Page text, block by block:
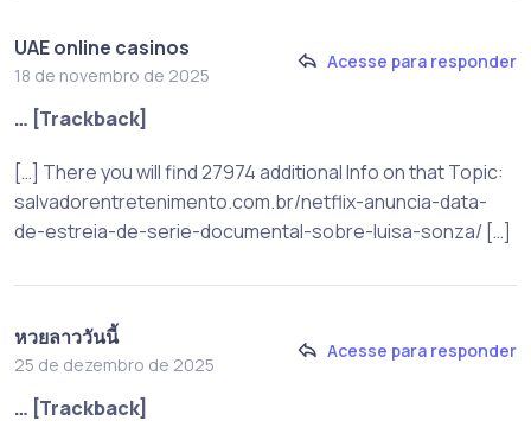
UAE online casinos
18 de novembro de 2025
Acesse para responder
… [Trackback]
[…] There you will find 27974 additional Info on that Topic:
salvadorentretenimento.com.br/netflix-anuncia-data-
de-estreia-de-serie-documental-sobre-luisa-sonza/ […]
หวยลาววันนี้
25 de dezembro de 2025
Acesse para responder
… [Trackback]